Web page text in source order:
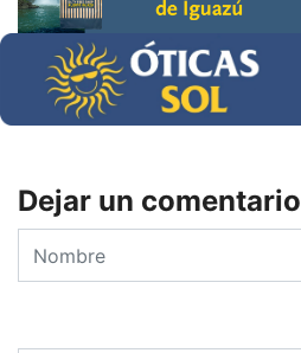
Dejar un comentario